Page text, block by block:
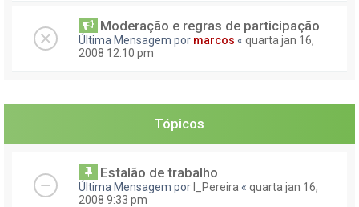
Moderação e regras de participação
Última Mensagem por marcos « quarta jan 16,
2008 12:10 pm
Tópicos
Estalão de trabalho
Última Mensagem por I_Pereira « quarta jan 16,
2008 9:33 pm